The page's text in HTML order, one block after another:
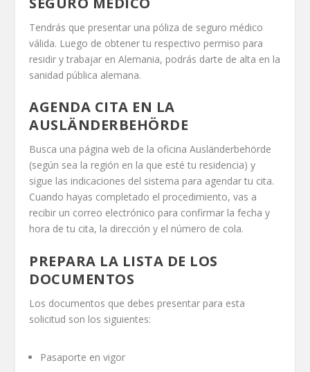
Tendrás que presentar una póliza de seguro médico
válida. Luego de obtener tu respectivo permiso para
residir y trabajar en Alemania, podrás darte de alta en la
sanidad pública alemana.
AGENDA CITA EN LA
AUSLÄNDERBEHÖRDE
Busca una página web de la oficina Ausländerbehörde
(según sea la región en la que esté tu residencia) y
sigue las indicaciones del sistema para agendar tu cita.
Cuando hayas completado el procedimiento, vas a
recibir un correo electrónico para confirmar la fecha y
hora de tu cita, la dirección y el número de cola.
PREPARA LA LISTA DE LOS
DOCUMENTOS
Los documentos que debes presentar para esta
solicitud son los siguientes:
Pasaporte en vigor